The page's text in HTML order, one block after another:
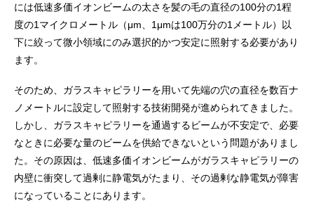
には低速多価イオンビームの太さを髪の毛の直径の100分の1程
度の1マイクロメートル（μm、1μmは100万分の1メートル）以
下に絞って微小領域にのみ選択的かつ安定に照射する必要があり
ます。
そのため、ガラスキャピラリーを用いて先端の穴の直径を数百ナ
ノメートルに設定して照射する技術開発が進められてきました。
しかし、ガラスキャピラリーを通過するビームが不安定で、必要
なときに必要な量のビームを供給できないという問題がありまし
た。その原因は、低速多価イオンビームがガラスキャピラリーの
内壁に衝突して過剰に静電気がたまり、その過剰な静電気が障害
になっていることにあります。